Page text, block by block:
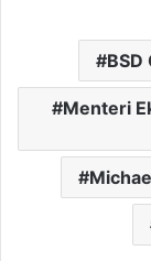
BSD
Menteri